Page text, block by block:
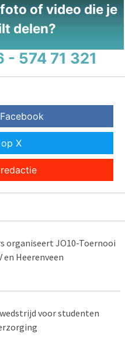
of video die je
delen?
- 574 71 321
X
organiseert JO10-Toernooi
en Heerenveen
voor studenten